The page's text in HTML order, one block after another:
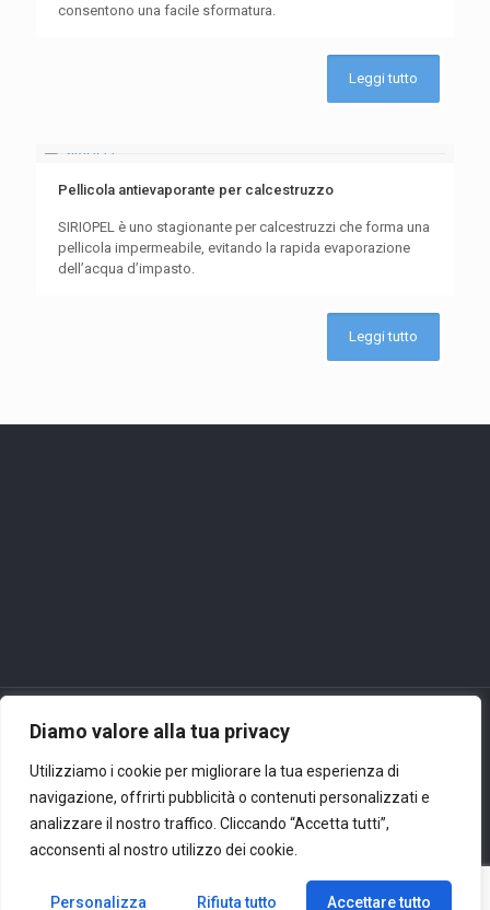
Diamo valore alla tua privacy
Utilizziamo i cookie per migliorare la tua esperienza di
navigazione, offrirti pubblicità o contenuti personalizzati e
analizzare il nostro traffico. Cliccando “Accetta tutti”,
acconsenti al nostro utilizzo dei cookie.
Personalizza Rifiuta tutto Accettare tutto
consentono una facile sformatura.
Leggi tutto
Pellicola antievaporante per calcestruzzo
SIRIOPEL è uno stagionante per calcestruzzi che forma una
pellicola impermeabile, evitando la rapida evaporazione
dell’acqua d’impasto.
Leggi tutto
© 2024 PROIND SRL - P.IVA: 04084490152 - All Rights Reserved.
Via Fornace Cavallino 13/15 - 20073 Opera (Milano) - Italy
Tel.: +39.02.57602651
- Fax: + 39.02.5760635 - E-mail:
Privacy